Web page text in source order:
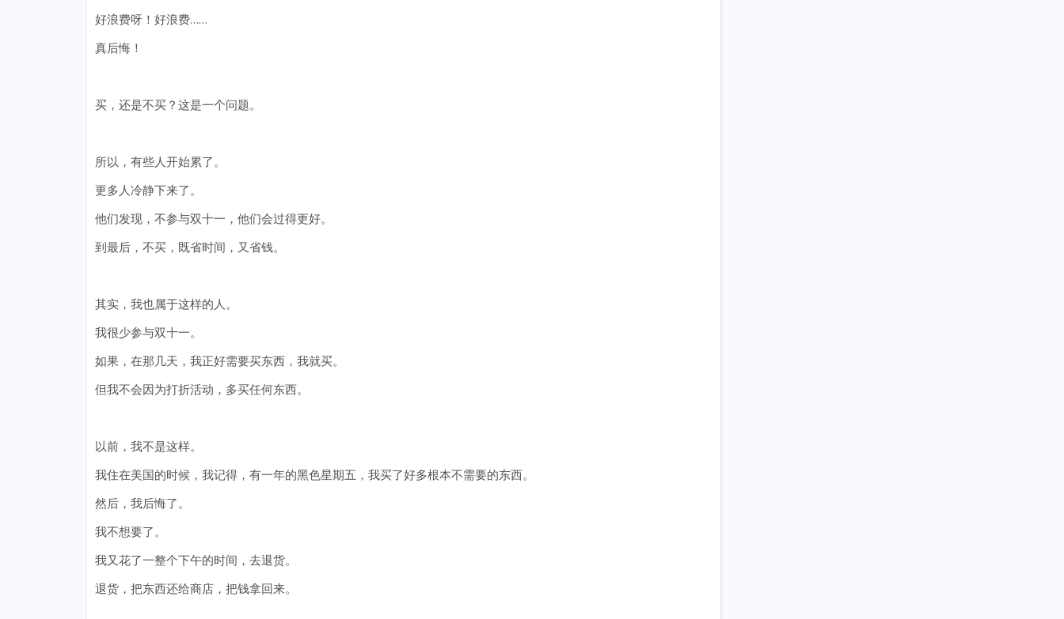
好浪费呀！好浪费……
真后悔！
买，还是不买？这是一个问题。
所以，有些人开始累了。
更多人冷静下来了。
他们发现，不参与双十一，他们会过得更好。
到最后，不买，既省时间，又省钱。
其实，我也属于这样的人。
我很少参与双十一。
如果，在那几天，我正好需要买东西，我就买。
但我不会因为打折活动，多买任何东西。
以前，我不是这样。
我住在美国的时候，我记得，有一年的黑色星期五，我买了好多根本不需要的东西。
然后，我后悔了。
我不想要了。
我又花了一整个下午的时间，去退货。
退货，把东西还给商店，把钱拿回来。